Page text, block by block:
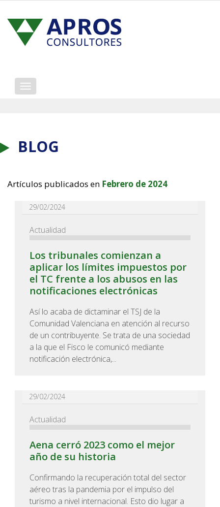
Mostrar/ocultar
BLOG
Artículos publicados en Febrero de 2024
29/02/2024
Actualidad
Los tribunales comienzan a
aplicar los límites impuestos por
el TC frente a los abusos en las
notificaciones electrónicas
Así lo acaba de dictaminar el TSJ de la
Comunidad Valenciana en atención al recurso
de un contribuyente. Se trata de una sociedad
a la que el Fisco le comunicó mediante
notificación electrónica,...
29/02/2024
Actualidad
Aena cerró 2023 como el mejor
año de su historia
Confirmando la recuperación total del sector
aéreo tras la pandemia por el impulso del
turismo a nivel internacional. Esto dio lugar a